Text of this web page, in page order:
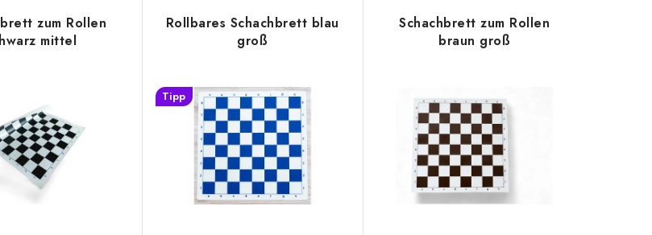
zum Rollen
mittel
Rollbares Schachbrett blau
groß
Tipp
Schachbrett zum Rollen
braun groß